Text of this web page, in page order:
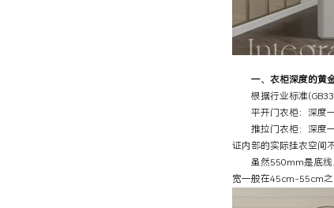
一、衣柜深度的黄
根据行业标准
平开门衣柜：深度一
推拉门衣柜：深度一
证内部的实际挂衣空间
虽然550mm是底线，
宽一般在45cm-55cm之